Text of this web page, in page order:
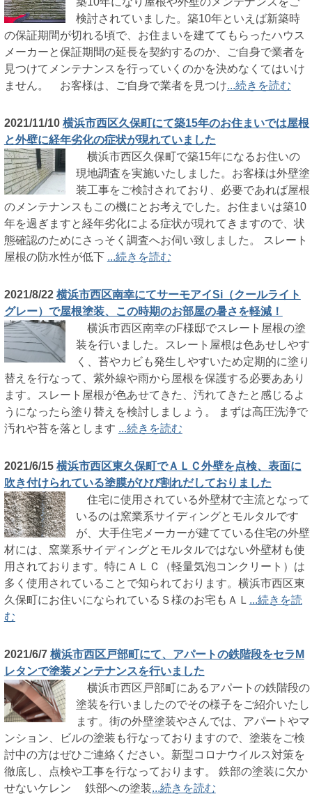
検討されていました。築10年といえば新築時
の保証期間が切れる頃で、お住まいを建ててもらったハウス
メーカーと保証期間の延長を契約するのか、ご自身で業者を
見つけてメンテナンスを行っていくのかを決めなくてはいけ
ません。 お客様は、ご自身で業者を見つけ...続きを読む
2021/11/10 横浜市西区久保町にて築15年のお住まいでは屋根
と外壁に経年劣化の症状が現れていました
横浜市西区久保町で築15年になるお住いの
現地調査を実施いたしました。お客様は外壁塗
装工事をご検討されており、必要であれば屋根
のメンテナンスもこの機にとお考えでした。お住まいは築10
年を過ぎますと経年劣化による症状が現れてきますので、状
態確認のためにさっそく調査へお伺い致しました。 スレート
屋根の防水性が低下 ...続きを読む
2021/8/22 横浜市西区南幸にてサーモアイSi（クールライト
グレー）で屋根塗装、この時期のお部屋の暑さを軽減！
横浜市西区南幸のF様邸でスレート屋根の塗
装を行いました。スレート屋根は色あせしやす
く、苔やカビも発生しやすいため定期的に塗り
替えを行なって、紫外線や雨から屋根を保護する必要ああり
ます。スレート屋根が色あせてきた、汚れてきたと感じるよ
うになったら塗り替えを検討しましょう。 まずは高圧洗浄で
汚れや苔を落とします ...続きを読む
2021/6/15 横浜市西区東久保町でＡＬＣ外壁を点検、表面に
吹き付けられている塗膜がひび割れだしておりました
住宅に使用されている外壁材で主流となって
いるのは窯業系サイディングとモルタルです
が、大手住宅メーカーが建てている住宅の外壁
材には、窯業系サイディングとモルタルではない外壁材も使
用されております。特にＡＬＣ（軽量気泡コンクリート）は
多く使用されていることで知られております。横浜市西区東
久保町にお住いになられているＳ様のお宅もＡＬ ...続きを読
む
2021/6/7 横浜市西区戸部町にて、アパートの鉄階段をセラM
レタンで塗装メンテナンスを行いました
横浜市西区戸部町にあるアパートの鉄階段の
塗装を行いましたのでその様子をご紹介いたし
ます。街の外壁塗装やさんでは、アパートやマ
ンション、ビルの塗装も行なっておりますので、塗装をご検
討中の方はぜひご連絡ください。新型コロナウイルス対策を
徹底し、点検や工事を行なっております。 鉄部の塗装に欠か
せないケレン 鉄部への塗装...続きを読む